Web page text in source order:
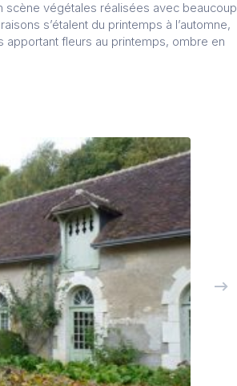
scène végétales réalisées avec beaucoup
s’étalent du printemps à l’automne,
apportant fleurs au printemps, ombre en